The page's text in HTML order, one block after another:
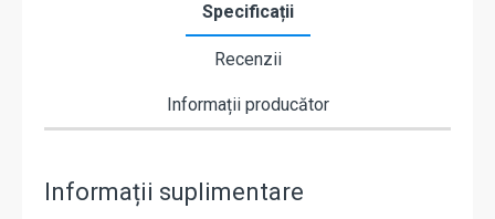
Specificații
Recenzii
Informații producător
Informații suplimentare